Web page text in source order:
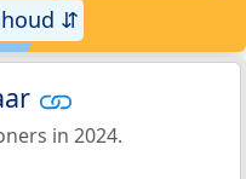
⇵
in 2024.